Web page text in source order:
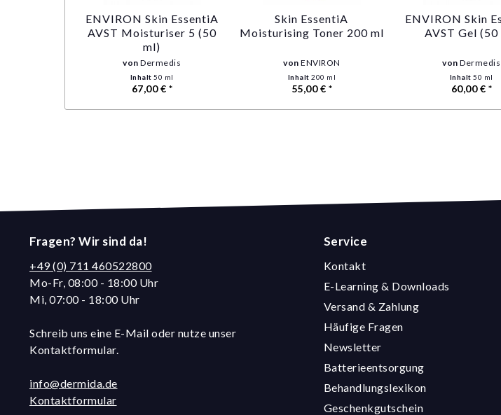
ENVIRON Skin EssentiA
AVST Moisturiser 5 (50
ml)
vonDermedis
Inhalt50 ml
67,00 € *
Skin EssentiA
Moisturising Toner 200 ml
vonENVIRON
Inhalt200 ml
55,00 € *
ENVIRON Skin
AVST Gel (50
vonDermedis
Inhalt50 ml
60,00 € *
Fragen? Wir sind da!
+49 (0) 711 460522800
Mo-Fr, 08:00 - 18:00 Uhr
Mi, 07:00 - 18:00 Uhr
Schreib uns eine E-Mail oder nutze unser
Kontaktformular.
info@dermida.de
Kontaktformular
Service
Kontakt
E-Learning & Downloads
Versand & Zahlung
Häufige Fragen
Newsletter
Batterieentsorgung
Behandlungslexikon
Geschenkgutschein